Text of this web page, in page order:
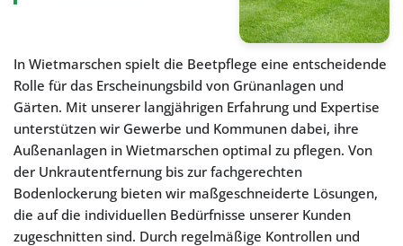
In Wietmarschen spielt die Beetpflege eine entscheidende
Rolle für das Erscheinungsbild von Grünanlagen und
Gärten. Mit unserer langjährigen Erfahrung und Expertise
unterstützen wir Gewerbe und Kommunen dabei, ihre
Außenanlagen in Wietmarschen optimal zu pflegen. Von
der Unkrautentfernung bis zur fachgerechten
Bodenlockerung bieten wir maßgeschneiderte Lösungen,
die auf die individuellen Bedürfnisse unserer Kunden
zugeschnitten sind. Durch regelmäßige Kontrollen und